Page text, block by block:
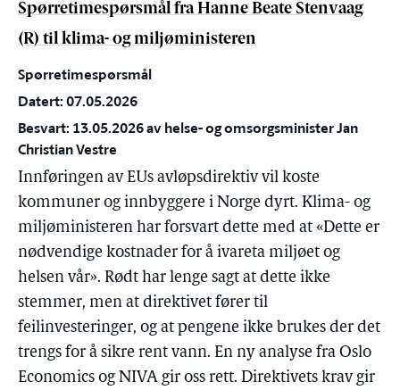
Spørretimespørsmål fra Hanne Beate Stenvaag
(R) til klima- og miljøministeren
Spørretimespørsmål
Datert: 07.05.2026
Besvart: 13.05.2026 av helse- og omsorgsminister Jan
Christian Vestre
Innføringen av EUs avløpsdirektiv vil koste
kommuner og innbyggere i Norge dyrt. Klima- og
miljøministeren har forsvart dette med at «Dette er
nødvendige kostnader for å ivareta miljøet og
helsen vår». Rødt har lenge sagt at dette ikke
stemmer, men at direktivet fører til
feilinvesteringer, og at pengene ikke brukes der det
trengs for å sikre rent vann. En ny analyse fra Oslo
Economics og NIVA gir oss rett. Direktivets krav gir